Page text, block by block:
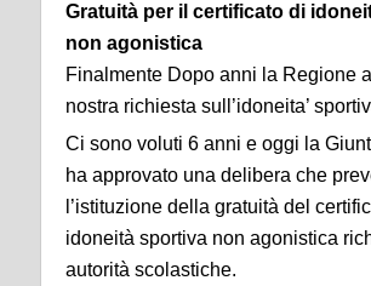
Gratuità per il certificato di
non agonistica
Finalmente Dopo anni la Regione
nostra richiesta sull’idoneita’
Ci sono voluti 6 anni e oggi la
ha approvato una delibera che
l’istituzione della gratuità del
idoneità sportiva non agonistica
autorità scolastiche.